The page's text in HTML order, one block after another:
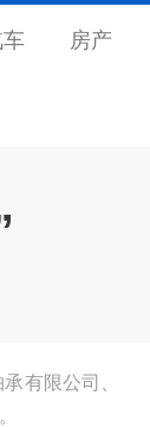
房产
有限公司、